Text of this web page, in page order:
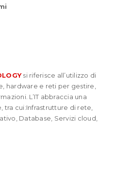
si riferisce all’utilizzo di
hardware e reti per gestire,
L’IT abbraccia una
cui:Infrastrutture di rete,
Database, Servizi cloud,